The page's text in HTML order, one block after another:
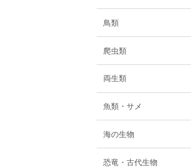
鳥類
爬虫類
両生類
魚類・サメ
海の生物
恐竜・古代生物